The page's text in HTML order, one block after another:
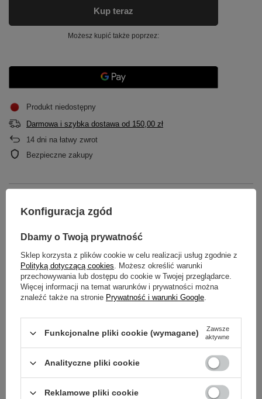
Kup teraz
Możesz kupić także poprzez:
Produkt niedostępny
Darmowa i szybka dostawa od 150,00 zł
14 dni na łatwy zwrot
Bezpieczne zakupy
SZCZEGÓŁOWE DANE
GWARANCJA
Zadaj pytanie a my odpowiemy niezwłocznie,
najciekawsze pytania i odpowiedzi publikując
Zadaj pytanie
Konfiguracja zgód
Dbamy o Twoją prywatność
Sklep korzysta z plików cookie w celu realizacji usług zgodnie z
Polityką dotyczącą cookies. Możesz określić warunki
przechowywania lub dostępu do cookie w Twojej przeglądarce.
Więcej informacji na temat warunków i prywatności można
znaleźć także na stronie Prywatność i warunki Google.
Funkcjonalne pliki cookie (wymagane)
Zawsze
aktywne
Analityczne pliki cookie
Reklamowe pliki cookie